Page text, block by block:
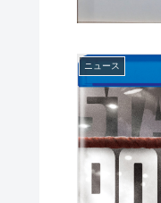
ニュース